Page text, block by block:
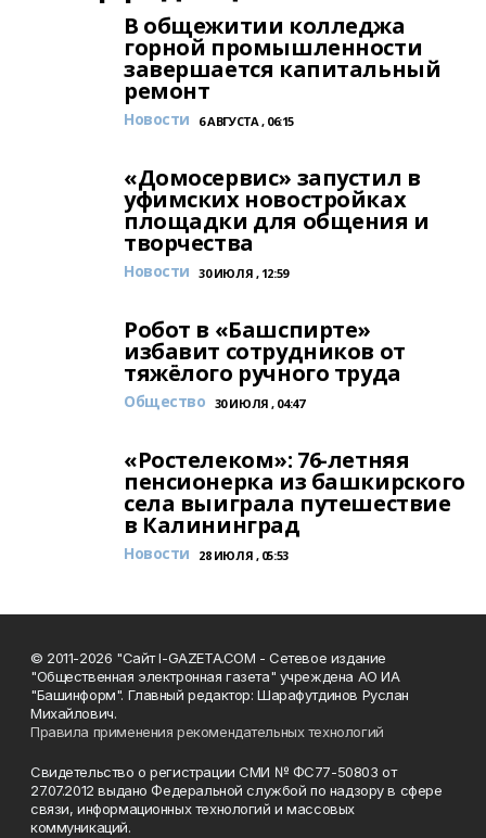
В общежитии колледжа
горной промышленности
завершается капитальный
ремонт
Новости 6 АВГУСТА , 06:15
«Домосервис» запустил в
уфимских новостройках
площадки для общения и
творчества
Новости 30 ИЮЛЯ , 12:59
Робот в «Башспирте»
избавит сотрудников от
тяжёлого ручного труда
Общество 30 ИЮЛЯ , 04:47
«Ростелеком»: 76-летняя
пенсионерка из башкирского
села выиграла путешествие
в Калининград
Новости 28 ИЮЛЯ , 05:53
© 2011-2026 "Сайт I-GAZETA.COM - Сетевое издание
"Общественная электронная газета" учреждена АО ИА
"Башинформ". Главный редактор: Шарафутдинов Руслан
Михайлович.
Правила применения рекомендательных технологий
Свидетельство о регистрации СМИ № ФС77-50803 от
27.07.2012 выдано Федеральной службой по надзору в сфере
связи, информационных технологий и массовых
коммуникаций.